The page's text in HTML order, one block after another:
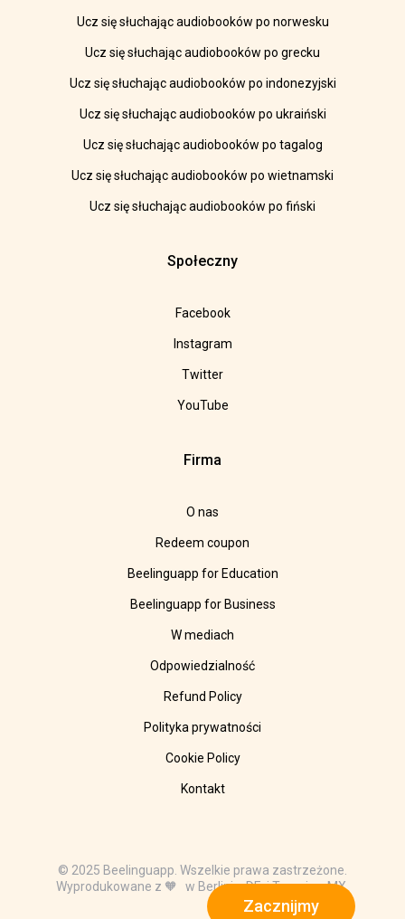
Zacznijmy
Ucz się słuchając audiobooków po norwesku
Ucz się słuchając audiobooków po grecku
Ucz się słuchając audiobooków po indonezyjski
Ucz się słuchając audiobooków po ukraiński
Ucz się słuchając audiobooków po tagalog
Ucz się słuchając audiobooków po wietnamski
Ucz się słuchając audiobooków po fiński
Społeczny
Facebook
Instagram
Twitter
YouTube
Firma
O nas
Redeem coupon
Beelinguapp for Education
Beelinguapp for Business
W mediach
Odpowiedzialność
Refund Policy
Polityka prywatności
Cookie Policy
Kontakt
© 2025 Beelinguapp. Wszelkie prawa zastrzeżone.
Wyprodukowane z 🧡 w Berlinie, DE, i Tampico, MX.